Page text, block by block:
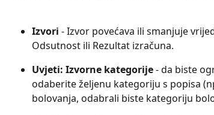
Izvori - Izvor povećava ili smanjuje
Odsutnost ili Rezultat izračuna.
Uvjeti: Izvorne kategorije - da biste
odaberite željenu kategoriju s popisa
bolovanja, odabrali biste kategoriju